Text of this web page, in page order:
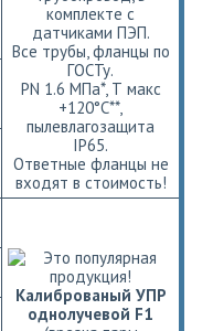
комплекте с
датчиками ПЭП.
Все трубы, фланцы по
ГОСТу.
РN 1.6 МПа*, Т макс
+120°С**,
пылевлагозащита
IP65.
Ответные фланцы не
входят в стоимость!
Калиброваный УПР
однолучевой F1